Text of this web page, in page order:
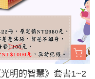
光明的智慧》套書1~2